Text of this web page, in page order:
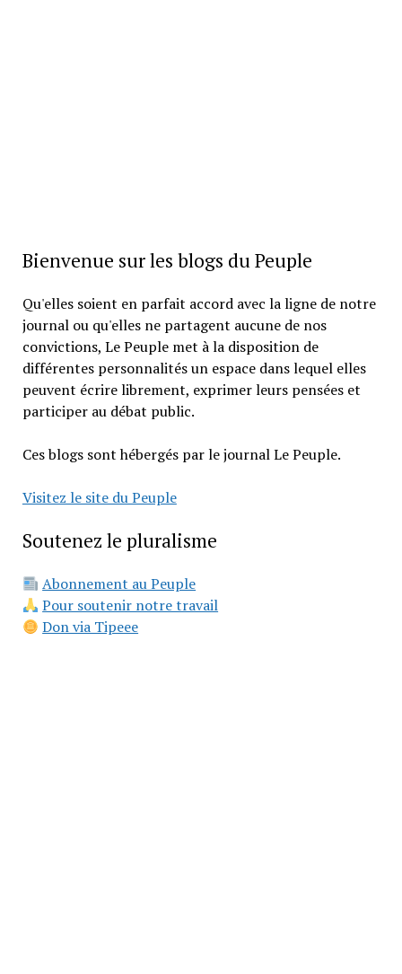
Bienvenue sur les blogs du Peuple
Qu'elles soient en parfait accord avec la ligne de notre
journal ou qu'elles ne partagent aucune de nos
convictions, Le Peuple met à la disposition de
différentes personnalités un espace dans lequel elles
peuvent écrire librement, exprimer leurs pensées et
participer au débat public.
Ces blogs sont hébergés par le journal Le Peuple.
Visitez le site du Peuple
Soutenez le pluralisme
Abonnement au Peuple
Pour soutenir notre travail
Don via Tipeee